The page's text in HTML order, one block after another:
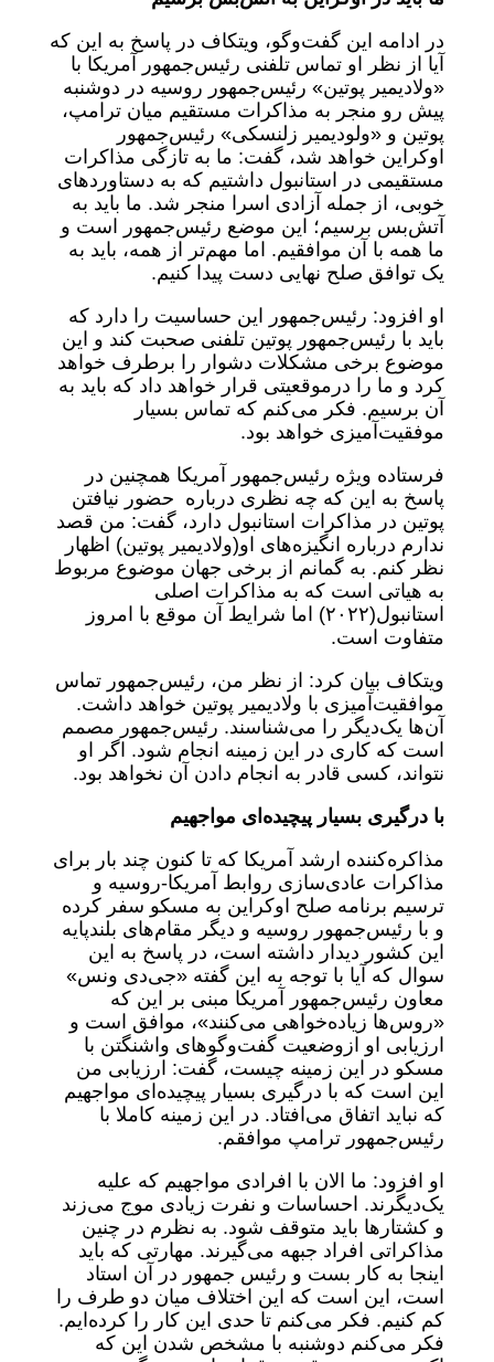
در ادامه این گفت‌وگو، ویتکاف در پاسخ به این که
آیا از نظر او تماس تلفنی رئیس‌جمهور آمریکا با
«ولادیمیر پوتین» رئیس‌جمهور روسیه در دوشنبه
پیش رو منجر به مذاکرات مستقیم میان ترامپ،
پوتین و «ولودیمیر زلنسکی» رئیس‌جمهور
اوکراین خواهد شد،‌ گفت: ما به تازگی مذاکرات
مستقیمی در استانبول داشتیم که به دستاوردهای
خوبی، از جمله آزادی اسرا منجر شد. ما باید به
آتش‌بس برسیم؛ این موضع رئیس‌جمهور است و
ما همه با آن موافقیم. اما مهم‌تر از همه، باید به
یک توافق صلح نهایی دست پیدا کنیم.
او افزود: رئیس‌جمهور این حساسیت را دارد که
باید با رئیس‌جمهور پوتین تلفنی صحبت کند و این
موضوع برخی مشکلات دشوار را برطرف خواهد
کرد و ما را درموقعیتی قرار خواهد داد که باید به
آن برسیم. فکر می‌کنم که تماس بسیار
موفقیت‌آمیزی خواهد بود.
فرستاده ویژه رئیس‌جمهور آمریکا همچنین در
پاسخ به این که چه نظری درباره حضور نیافتن
پوتین در مذاکرات استانبول دارد، گفت: من قصد
ندارم درباره انگیزه‌های او(ولادیمیر پوتین) اظهار
نظر کنم. به گمانم از برخی جهان موضوع مربوط
به هیاتی است که به مذاکرات اصلی
استانبول(۲۰۲۲) اما شرایط آن موقع با امروز
متفاوت است.
ویتکاف بیان کرد: از نظر من، رئیس‌جمهور تماس
موافقیت‌آمیزی با ولادیمیر پوتین خواهد داشت.
آن‌ها یک‌دیگر را می‌شناسند. رئیس‌جمهور مصمم
است که کاری در این زمینه انجام شود. اگر او
نتواند، کسی قادر به انجام دادن آن نخواهد بود.
با درگیری بسیار پیچیده‌ای مواجهیم
مذاکره‌کننده ارشد آمریکا که تا کنون چند بار برای
مذاکرات عادی‌سازی روابط آمریکا-روسیه و
ترسیم برنامه صلح اوکراین به مسکو سفر کرده
و با رئیس‌جمهور روسیه و دیگر مقام‌های بلندپایه
این کشور دیدار داشته است، در پاسخ به این
سوال که آیا با توجه به این گفته «جی‌دی ونس»
معاون رئیس‌جمهور آمریکا مبنی بر این که
«روس‌ها زیاده‌خواهی می‌کنند»، موافق است و
ارزیابی او ازوضعیت گفت‌وگوهای واشنگتن با
مسکو در این زمینه چیست، گفت: ارزیابی من
این است که با درگیری بسیار پیچیده‌ای مواجهیم
که نباید اتفاق می‌افتاد. در این زمینه کاملا با
رئیس‌جمهور ترامپ موافقم.
او افزود: ما الان با افرادی مواجهیم که علیه
یک‌دیگرند. احساسات و نفرت زیادی موج می‌زند
و کشتارها باید متوقف شود. به نظرم در چنین
مذاکراتی افراد جبهه‌ می‌گیرند. مهارتی که باید
اینجا به کار بست و رئیس‌ جمهور در آن استاد
است، این است که این اختلاف میان دو طرف را
کم کنیم. فکر می‌کنم تا حدی این کار را کرده‌ایم.
فکر می‌کنم دوشنبه با مشخص شدن این که